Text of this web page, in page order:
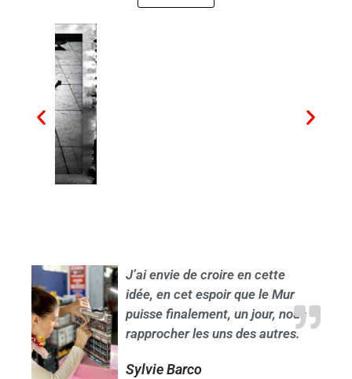
J’ai envie de croire en cette
idée, en cet espoir que le Mur
puisse finalement, un jour, nous
rapprocher les uns des autres.
Sylvie Barco